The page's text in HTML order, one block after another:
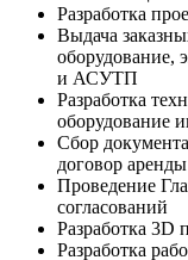
Разработка
Выдача
оборудование,
и АСУТП
Разработка
оборудование
Сбор
договор
Проведение
согласований
Разработка 3D
Разработка